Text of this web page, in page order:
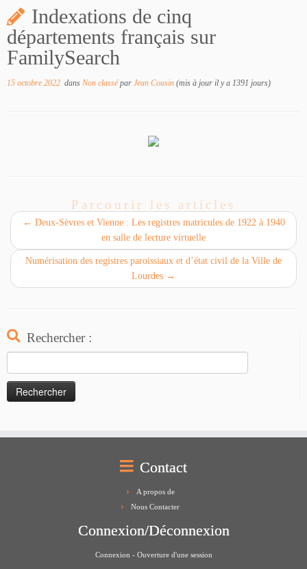
Indexations de cinq
départements français sur
FamilySearch
15 octobre 2022 dans Non classépar Jean Cousin (mis à jour il y a 1391 jours)
Parcourir les articles
← Deux-Sèvres et Vienne : Les registres matricules de 1922 à 1940
en salle de lecture virtuelle
Numérisation des registres paroissiaux et d’état civil de la Ville de
Lourdes →
Rechercher :
Contact
A propos de
Nous Contacter
Connexion/Déconnexion
Connexion - Ouverture d'une session